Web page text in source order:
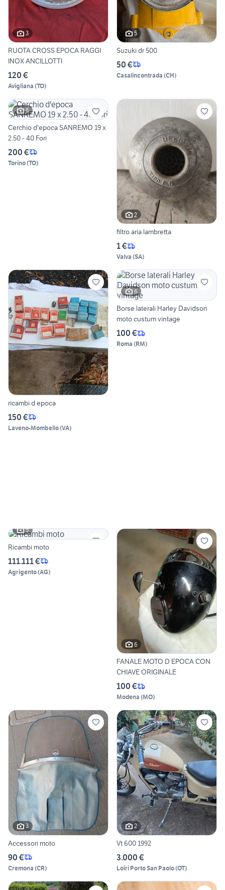
3
RUOTA CROSS EPOCA RAGGI
INOX ANCILLOTTI
120 €
Avigliana (TO)
5
Suzuki dr 500
50 €
Casalincontrada (CH)
6
Cerchio d'epoca SANREMO 19 x
2.50 - 40 Fori
200 €
Torino(TO)
2
filtro aria lambretta
1 €
Valva (SA)
ricambi d epoca
150 €
Laveno-Mombello(VA)
6
Borse laterali Harley Davidson
moto custum vintage
100 €
Roma (RM)
5
Ricambi moto
111.111 €
Agrigento(AG)
6
FANALE MOTO D EPOCA CON
CHIAVE ORIGINALE
100 €
Modena (MO)
3
Accessori moto
90 €
Cremona (CR)
2
Vt 600 1992
3.000 €
Loiri Porto San Paolo(OT)